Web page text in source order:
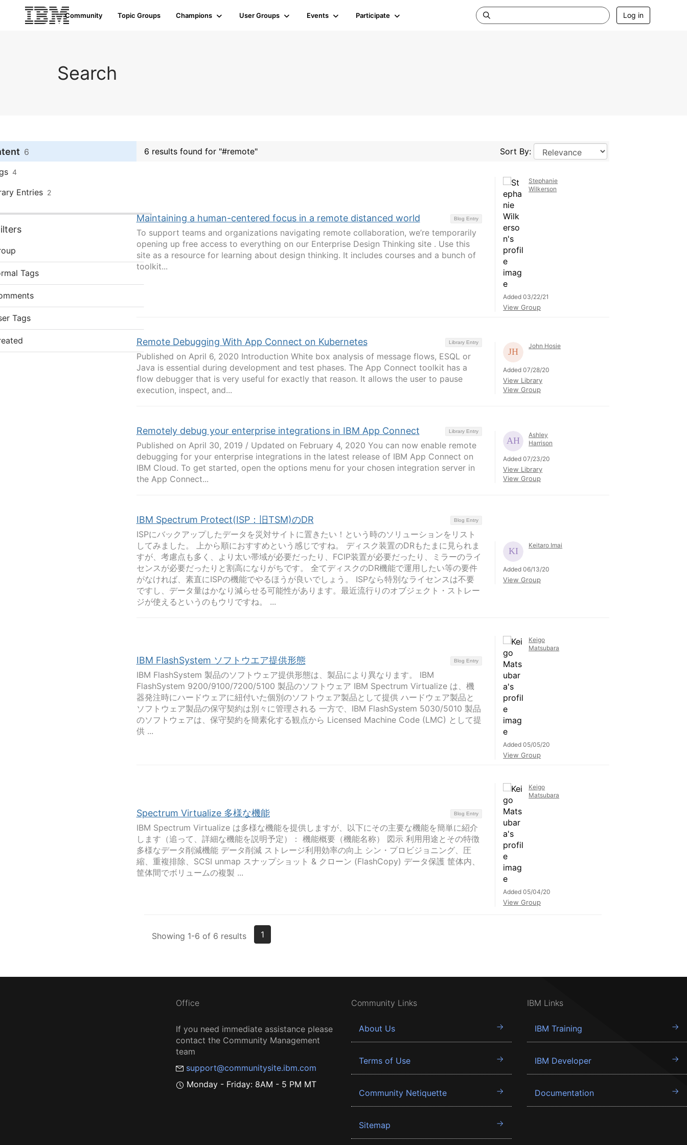
Community Topic Groups Champions User Groups Events Participate Log in
Search
6
4
Entries 2
Tags
Tags
6 results found for "#remote" Sort By:
Blog Entry
Maintaining a human-centered focus in a remote distanced world
To support teams and organizations navigating remote collaboration, we’re temporarily
opening up free access to everything on our Enterprise Design Thinking site . Use this
site as a resource for learning about design thinking. It includes courses and a bunch of
toolkit...
Stephanie
Wilkerson
Added 03/22/21
View Group
Library Entry
Remote Debugging With App Connect on Kubernetes
Published on April 6, 2020 Introduction White box analysis of message flows, ESQL or
Java is essential during development and test phases. The App Connect toolkit has a
flow debugger that is very useful for exactly that reason. It allows the user to pause
execution, inspect, and...
John Hosie
Added 07/28/20
View Library
View Group
Library Entry
Remotely debug your enterprise integrations in IBM App Connect
Published on April 30, 2019 / Updated on February 4, 2020 You can now enable remote
debugging for your enterprise integrations in the latest release of IBM App Connect on
IBM Cloud. To get started, open the options menu for your chosen integration server in
the App Connect...
Ashley
Harrison
Added 07/23/20
View Library
View Group
Blog Entry
IBM Spectrum Protect(ISP：旧TSM)のDR
ISPにバックアップしたデータを災対サイトに置きたい！という時のソリューションをリスト
してみました。 上から順におすすめという感じですね。 ディスク装置のDRもたまに見られま
すが、考慮点も多く、より太い帯域が必要だったり、FCIP装置が必要だったり、ミラーのライ
センスが必要だったりと割高になりがちです。 全てディスクのDR機能で運用したい等の要件
がなければ、素直にISPの機能でやるほうが良いでしょう。 ISPなら特別なライセンスは不要
ですし、データ量はかなり減らせる可能性があります。最近流行りのオブジェクト・ストレー
ジが使えるというのもウリですね。 ...
Keitaro Imai
Added 06/13/20
View Group
Blog Entry
IBM FlashSystem ソフトウエア提供形態
IBM FlashSystem 製品のソフトウェア提供形態は、製品により異なります。 IBM
FlashSystem 9200/9100/7200/5100 製品のソフトウェア IBM Spectrum Virtualize は、機
器発注時にハードウェアに紐付いた個別のソフトウェア製品として提供 ハードウェア製品と
ソフトウェア製品の保守契約は別々に管理される 一方で、IBM FlashSystem 5030/5010 製品
のソフトウェアは、保守契約を簡素化する観点から Licensed Machine Code (LMC) として提
供 ...
Keigo
Matsubara
Added 05/05/20
View Group
Blog Entry
Spectrum Virtualize 多様な機能
IBM Spectrum Virtualize は多様な機能を提供しますが、以下にその主要な機能を簡単に紹介
します（追って、詳細な機能を説明予定）： 機能概要（機能名称） 図示 利用用途とその特徴
多様なデータ削減機能 データ削減 ストレージ利用効率の向上 シン・プロビジョニング、圧
縮、重複排除、SCSI unmap スナップショット & クローン (FlashCopy) データ保護 筐体内、
筐体間でボリュームの複製 ...
Keigo
Matsubara
Added 05/04/20
View Group
Showing 1-6 of 6 results 1
Office
If you need immediate assistance please
contact the Community Management
team
support@communitysite.ibm.com
Monday - Friday: 8AM - 5 PM MT
Community Links
About Us
Terms of Use
Community Netiquette
Sitemap
IBM Links
IBM Training
IBM Developer
Documentation